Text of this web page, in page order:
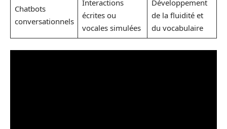
Chatbots
conversationnels
Interactions
écrites ou
vocales simulées
Développement
de la fluidité et
du vocabulaire